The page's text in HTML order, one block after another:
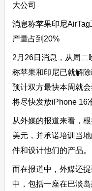
大公司
消息称苹果印尼
产量占到20%
2月26日消息，从周二
称苹果和印尼已就解
预计双方最快本周就
将尽快发放iPhone 16
从外媒的报道来看，
美元，并承诺培训当
件和设计他们的产品。
而在报道中，外媒还
中，包括一座在巴淡